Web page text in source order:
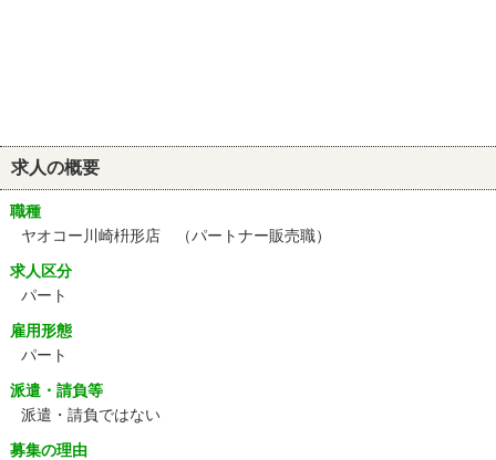
求人の概要
職種
ヤオコー川崎枡形店 （パートナー販売職）
求人区分
パート
雇用形態
パート
派遣・請負等
派遣・請負ではない
募集の理由